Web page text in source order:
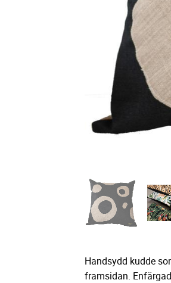
Handsydd kudde
framsidan.